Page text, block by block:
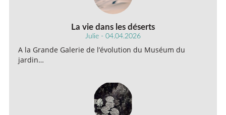
La vie dans les déserts
Julie - 04.04.2026
A la Grande Galerie de l’évolution du Muséum du
jardin…